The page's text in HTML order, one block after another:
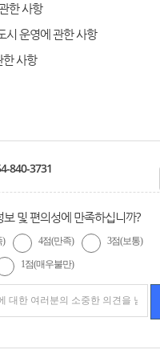
한 사항
시 운영에 관한 사항
한 사항
840-3731
및 편의성에 만족하십니까?
) 4점(만족) 3점(보통)
1점(매우불만)